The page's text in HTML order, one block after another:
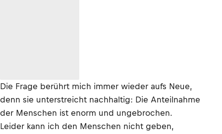
Die Frage berührt mich immer wieder aufs Neue,
denn sie unterstreicht nachhaltig: Die Anteilnahme
der Menschen ist enorm und ungebrochen.
Leider kann ich den Menschen nicht geben,